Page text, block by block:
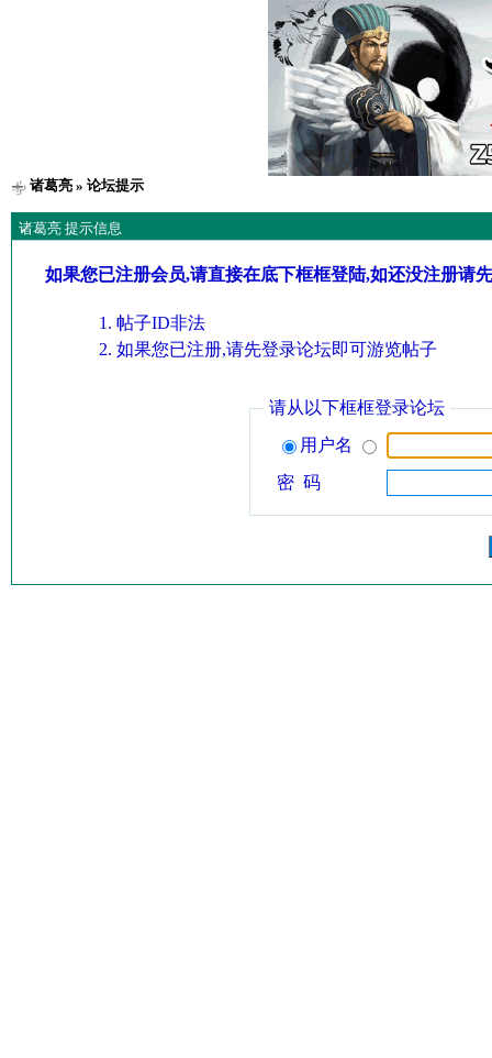
诸葛亮» 论坛提示
诸葛亮 提示信息
如果您已注册会员,请直接在底下框框登陆,如还没注册请
帖子ID非法
如果您已注册,请先登录论坛即可游览帖子
请从以下框框登录论坛
用户名
密 码